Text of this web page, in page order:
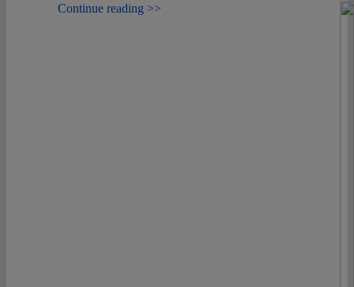
Continue reading >>